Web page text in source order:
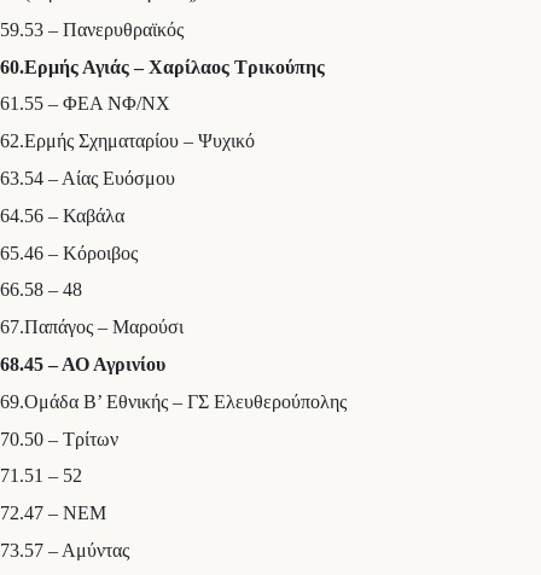
59.53 – Πανερυθραϊκός
60.Ερμής Αγιάς – Χαρίλαος Τρικούπης
61.55 – ΦΕΑ ΝΦ/ΝΧ
62.Ερμής Σχηματαρίου – Ψυχικό
63.54 – Αίας Ευόσμου
64.56 – Καβάλα
65.46 – Κόροιβος
66.58 – 48
67.Παπάγος – Μαρούσι
68.45 – ΑΟ Αγρινίου
69.Ομάδα Β’ Εθνικής – ΓΣ Ελευθερούπολης
70.50 – Τρίτων
71.51 – 52
72.47 – ΝΕΜ
73.57 – Αμύντας